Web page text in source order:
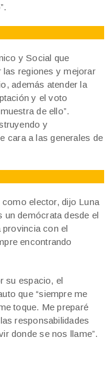
y Social que
las regiones y mejorar
además atender la
y el voto
de ello”.
y
cara a las generales de
elector, dijo Luna
un demócrata desde el
provincia con el
encontrando
su espacio, el
que “siempre me
toque. Me preparé
responsabilidades
donde se nos llame”.